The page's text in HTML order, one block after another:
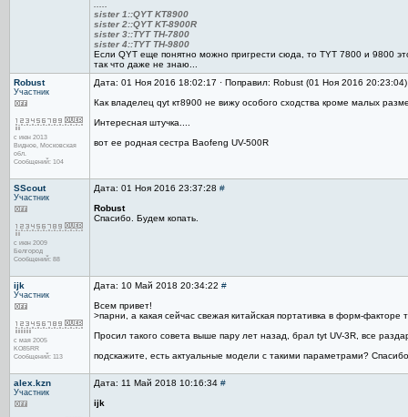
sister 1::QYT KT8900
sister 2::QYT KT-8900R
sister 3::TYT TH-7800
sister 4::TYT TH-9800
Если QYT еще понятно можно пригрести сюда, то TYT 7800 и 9800
так что даже не знаю...
Robust
Участник
с июн 2013
Видное, Московская
обл.
Сообщений: 104
Дата: 01 Ноя 2016 18:02:17 · Поправил: Robust (01 Ноя 2016
Как владелец qyt кт8900 не вижу особого сходства кроме малых
Интересная штучка....
вот ее родная сестра Baofeng UV-500R
SScout
Участник
с июн 2009
Белгород
Сообщений: 88
Дата: 01 Ноя 2016 23:37:28 #
Robust
Спасибо. Будем копать.
ijk
Участник
с мая 2005
KO85RR
Сообщений: 113
Дата: 10 Май 2018 20:34:22 #
Всем привет!
>парни, а какая сейчас свежая китайская портативка в форм-
Просил такого совета выше пару лет назад, брал tyt UV-3R, все
подскажите, есть актуальные модели с такими параметрами?
alex.kzn
Участник
Дата: 11 Май 2018 10:16:34 #
ijk